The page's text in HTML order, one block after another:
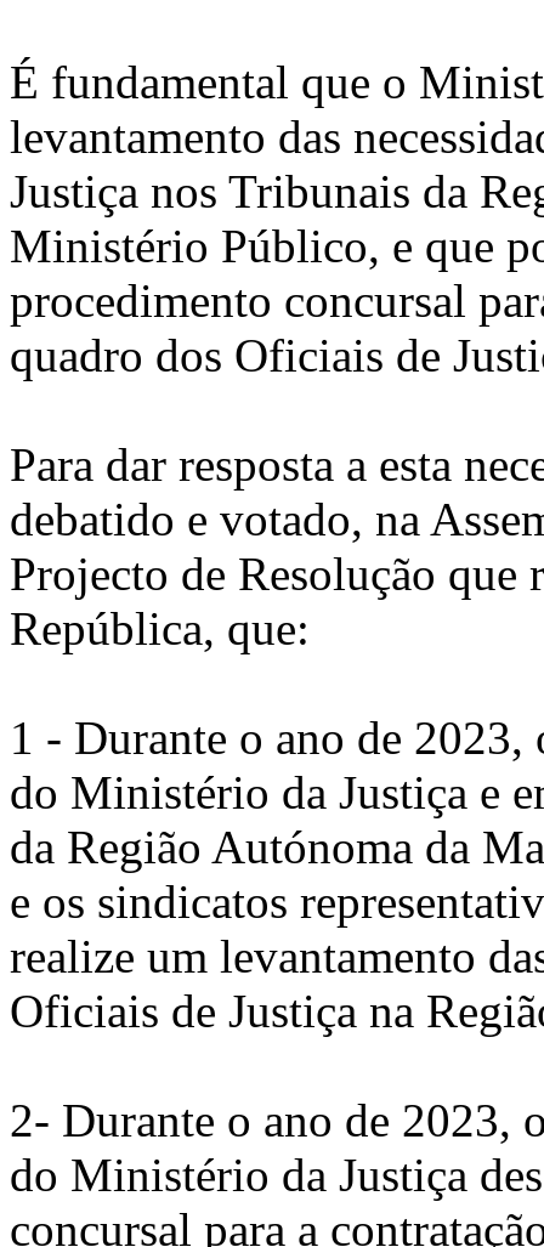
É fundamental que o
levantamento das
Justiça nos Tribunais da
Ministério Público, e que
procedimento concursal
quadro dos Oficiais de
Para dar resposta a esta
debatido e votado, na
Projecto de Resolução que
República, que:
1 - Durante o ano de
do Ministério da Justiça e
da Região Autónoma da
e os sindicatos
realize um levantamento
Oficiais de Justiça na
2- Durante o ano de 2023,
do Ministério da Justiça
concursal para a